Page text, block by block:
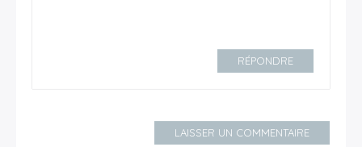
RÉPONDRE
LAISSER UN COMMENTAIRE